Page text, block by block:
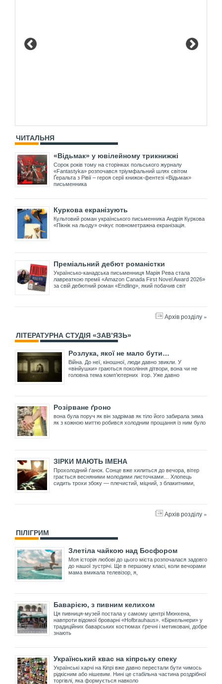
ЧИТАЛЬНЯ
«Відьмак» у ювілейному трикнижжі
Сорок років тому на сторінках польського журналу
«Fantastyka» розпочався тріумфальний шлях світом
Ґеральта з Рівії – героя серії книжок-фентезі «Відьмак»
письменника
Куркова екранізують
Культовий роман українського письменника Андрія Куркова
«Пікнік на льоду» очікує повнометражна екранізація.
Преміальний дебют романістки
Українсько-канадська письменниця Марія Рева стала
лавреаткою премії «Amazon Canada First Novel Award 2026»
за свій дебютний роман «Endling», який побачив світ
Архів розділу »
ЛІТЕРАТУРНА СТУДІЯ «ЗАВ’ЯЗЬ»
Розлука, якої не мало бути…
Війна. До неї, кіношної, люди давно звикли. У
«вінйушки» граються покоління дітвори, вона чи не
головна тема комп’ютерних ігор. Уже давно
Розірване ґроно
вона була поруч як він задрімав як тіло його забирала зима
як з кожною миттю робився холодним прощання із ним було
ЗІРКИ МАЮТЬ ІМЕНА
Прохолодний ґанок. Сонце вже хилиться до вечора, вітер
грається весняними молодими листочками… Хлопець
сидить трохи збоку — плечистий, міцний, з блакитними,
Архів розділу »
ПІЛІГРИМ
Злетіла чайкою над Босфором
Моя історія любові до цього міста розпочалася задовго
до нашої зустрічі. Ще в першому класі, коли вечорами
мама вмикала телевізор, я,
Баварією, з пивним келихом
Ця пивниця-музей постала у самому центрі Мюнхена,
навпроти відомої броварні «Hofbrauhaus». «Біркельнери» у
традиційних баварських костюмах ґречні і метиковані, добре
знають
Український квас на кіпрську спеку
Українські харчі на Кіпрі вже давно перестали бути чимось
рідкісним або нішевим. Нині це стабільна частина роздрібної
торгівлі, яка формується навколо